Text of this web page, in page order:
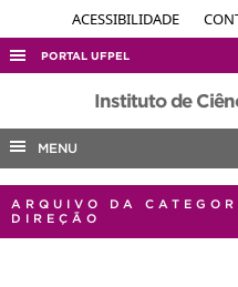
ACESSIBILIDADE
PORTAL UFPEL
ACESSO À INFORMAÇÃO
AUDITORIA
COBALTO
CONCURSOS
Instituto de
MENU
ARQUIVO DA
DIREÇÃO